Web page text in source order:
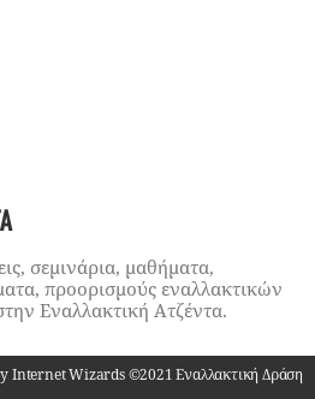
σεμινάρια, μαθήματα,
προορισμούς εναλλακτικών
Εναλλακτική Ατζέντα.
Internet Wizards ©2021 Εναλλακτική Δράση